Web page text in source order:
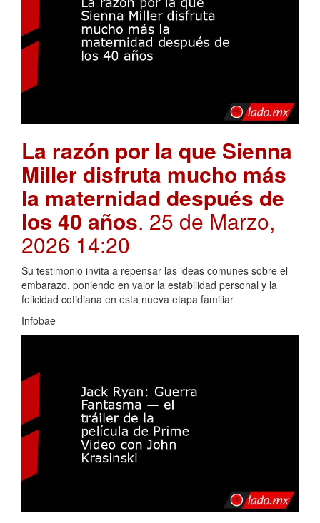
La razón por la que Sienna
Miller disfruta mucho más
la maternidad después de
los 40 años. 25 de Marzo,
2026 14:20
Su testimonio invita a repensar las ideas comunes sobre el
embarazo, poniendo en valor la estabilidad personal y la
felicidad cotidiana en esta nueva etapa familiar
Infobae